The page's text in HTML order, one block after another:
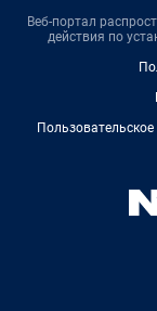
Веб-портал
действия по